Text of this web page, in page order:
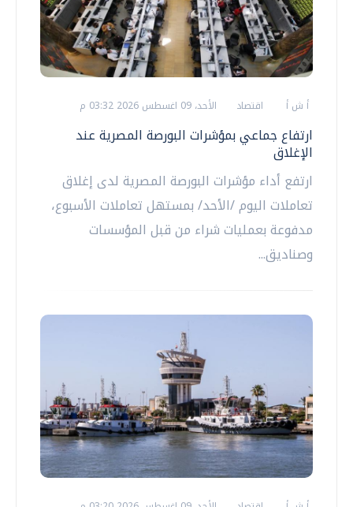
أ ش أ اقتصاد الأحد، 09 اغسطس 2026 03:32 م
ارتفاع جماعي بمؤشرات البورصة المصرية عند
الإغلاق
ارتفع أداء مؤشرات البورصة المصرية لدى إغلاق
تعاملات اليوم /الأحد/ بمستهل تعاملات الأسبوع،
مدفوعة بعمليات شراء من قبل المؤسسات
وصناديق...